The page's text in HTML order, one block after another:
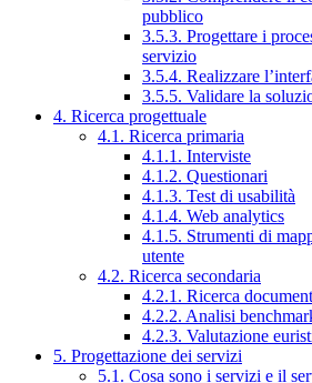
pubblico
3.5.3. Progettare i
servizio
3.5.4. Realizzare
3.5.5. Validare la
4. Ricerca progettuale
4.1. Ricerca primaria
4.1.1. Interviste
4.1.2. Questionari
4.1.3. Test di usabilità
4.1.4. Web analytics
4.1.5. Strumenti di
utente
4.2. Ricerca secondaria
4.2.1. Ricerca
4.2.2. Analisi
4.2.3. Valutazione
5. Progettazione dei servizi
5.1. Cosa sono i servizi e il